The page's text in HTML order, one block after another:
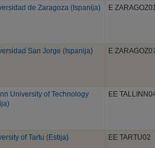
de Zaragoza (Ispanija) E
San Jorge (Ispanija) E
University of Technology
EE
of Tartu (Estija) EE TARTU02